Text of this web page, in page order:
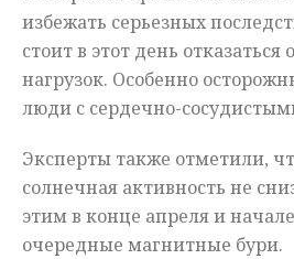
избежать серьезных
стоит в этот день
нагрузок. Особенно
люди с сердечно-
Эксперты также отметили,
солнечная активность не
этим в конце апреля и
очередные магнитные бури.